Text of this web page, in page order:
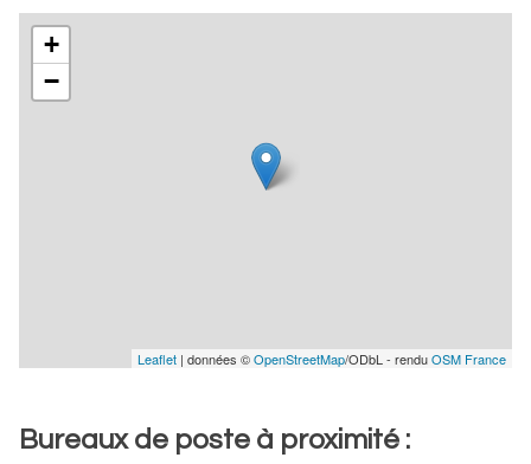
+
−
Leaflet | données ©OpenStreetMap/ODbL - renduOSM France
Bureaux de poste à proximité :